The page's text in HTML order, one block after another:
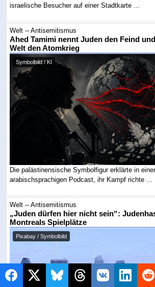
israelische Besucher auf einer Stadtkarte ...
Welt -- Antisemitismus
Ahed Tamimi nennt Juden den Feind
Welt den Atomkrieg
Symbolbild / KI
Die palästinensische Symbolfigur erklärte in
arabischsprachigen Podcast, ihr Kampf richte ...
Welt -- Antisemitismus
„Juden dürfen hier nicht sein“:
Montreals Spielplätze
Pixabay / Symbolbild